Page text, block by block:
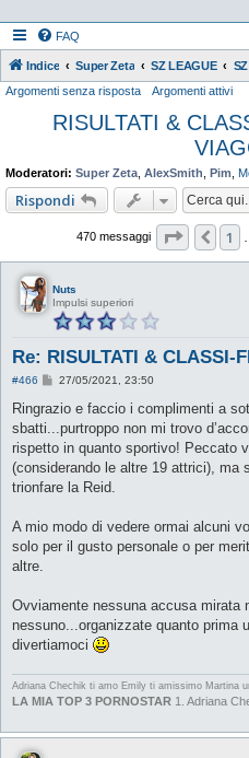
FAQ
Indice Super Zeta SZ LEAGUE
Argomenti senza risposta Argomenti attivi
RISULTATI &
Moderatori: Super Zeta AlexSmith Pim
Rispondi
470 messaggi Pagina
1
Nuts
Impulsi superiori
Re: RISULTATI & CLASSI-
#466
M
s
a
g
i
o
27/05/2021, 23:50
Ringrazio e faccio i complimenti a
sbatti...purtroppo non mi trovo
rispetto in quanto sportivo! Peccato
(considerando le altre 19 attrici), ma
trionfare la Reid.
A mio modo di vedere ormai alcuni
solo per il gusto personale o per
altre.
Ovviamente nessuna accusa mirata
nessuno...organizzate quanto prima
divertiamoci
Adriana Chechik ti amo Emily ti amissimo Martina
LA MIA TOP 3 PORNOSTAR 1. Adriana